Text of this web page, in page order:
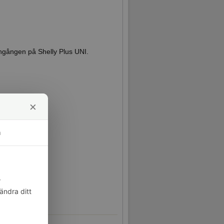
på Shelly Plus UNI.
×
ditt